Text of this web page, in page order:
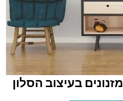
בעיצוב הסלון